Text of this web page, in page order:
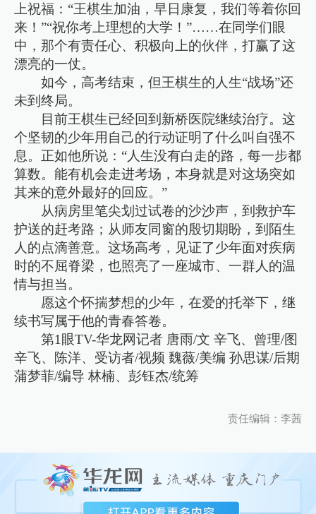
上祝福：“王棋生加油，早日康复，我们等着你回
来！”“祝你考上理想的大学！”……在同学们眼
中，那个有责任心、积极向上的伙伴，打赢了这
漂亮的一仗。
如今，高考结束，但王棋生的人生“战场”还
未到终局。
目前王棋生已经回到新桥医院继续治疗。这
个坚韧的少年用自己的行动证明了什么叫自强不
息。正如他所说：“人生没有白走的路，每一步都
算数。能有机会走进考场，本身就是对这场突如
其来的意外最好的回应。”
从病房里笔尖划过试卷的沙沙声，到救护车
护送的赶考路；从师友同窗的殷切期盼，到陌生
人的点滴善意。这场高考，见证了少年面对疾病
时的不屈脊梁，也照亮了一座城市、一群人的温
情与担当。
愿这个怀揣梦想的少年，在爱的托举下，继
续书写属于他的青春答卷。
第1眼TV-华龙网记者 唐雨/文 辛飞、曾理/图
辛飞、陈洋、受访者/视频 魏薇/美编 孙思谋/后期
蒲梦菲/编导 林楠、彭钰杰/统筹
责任编辑：李茜